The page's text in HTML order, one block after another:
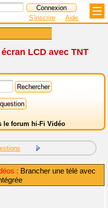
S'inscrire Aide
LCD avec TNT
le forum hi-Fi Vidéo
: Brancher une télé avec